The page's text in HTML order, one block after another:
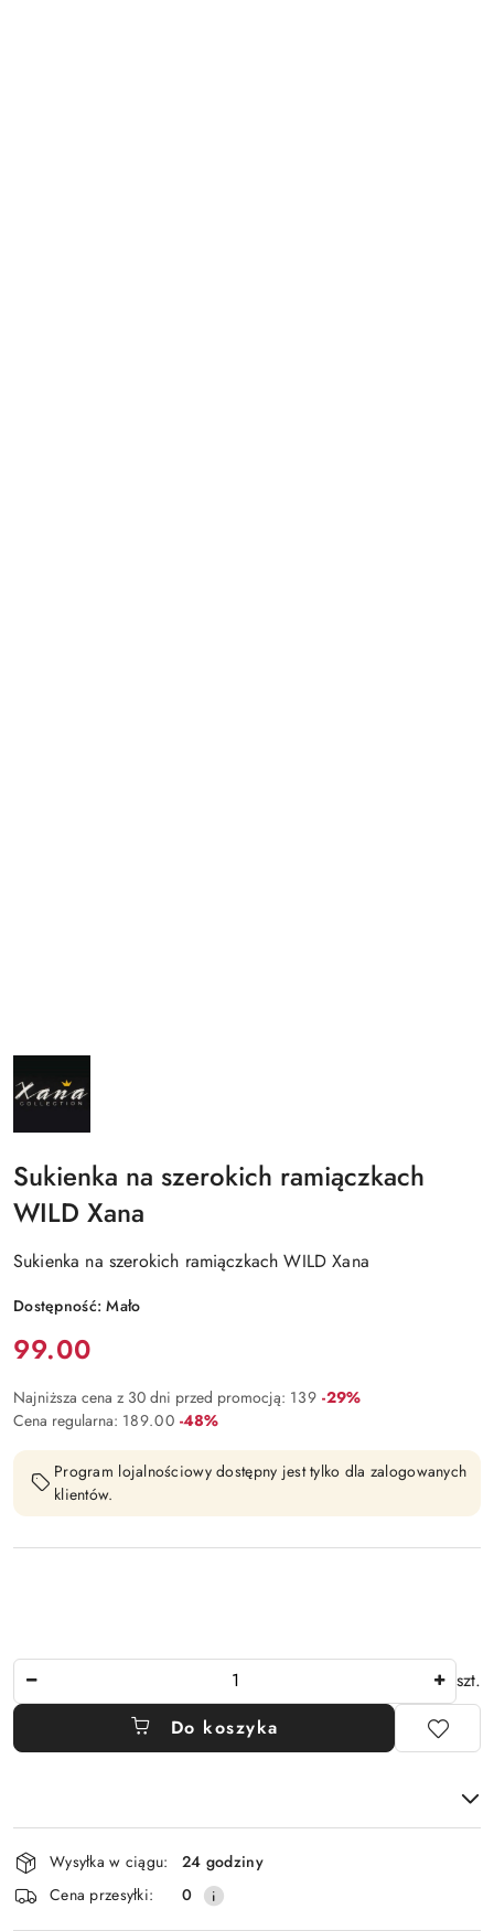
NAZWA
PRODUCENTA:
XANA
Sukienka na szerokich ramiączkach
WILD Xana
Sukienka na szerokich ramiączkach WILD Xana
Dostępność:Mało
Cena:
99.00
Najniższa cena z 30 dni przed promocją: 139 Rabat:
-29%
Cena regularna: 189.00 Rabat:
-48%
Program lojalnościowy dostępny jest tylko dla zalogowanych
klientów.
szt.
Do koszyka
Dostępność
i
dostawa
Wysyłka w ciągu:
24 godziny
Cena przesyłki:
0